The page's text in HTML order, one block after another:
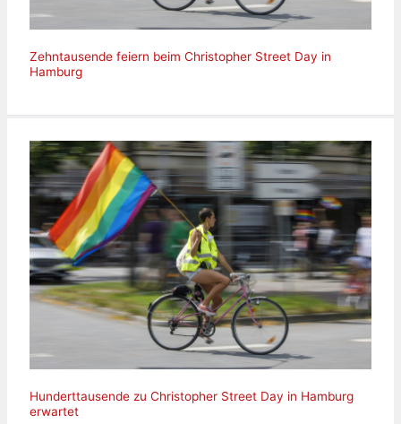
Zehntausende feiern beim Christopher Street Day in
Hamburg
Hunderttausende zu Christopher Street Day in Hamburg
erwartet